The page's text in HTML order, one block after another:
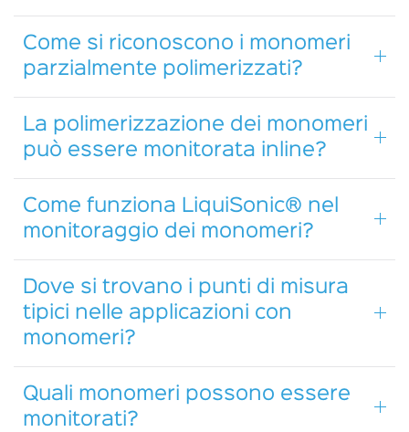
Come si riconoscono i monomeri
parzialmente polimerizzati?
La polimerizzazione dei monomeri
può essere monitorata inline?
Come funziona LiquiSonic® nel
monitoraggio dei monomeri?
Dove si trovano i punti di misura
tipici nelle applicazioni con
monomeri?
Quali monomeri possono essere
monitorati?